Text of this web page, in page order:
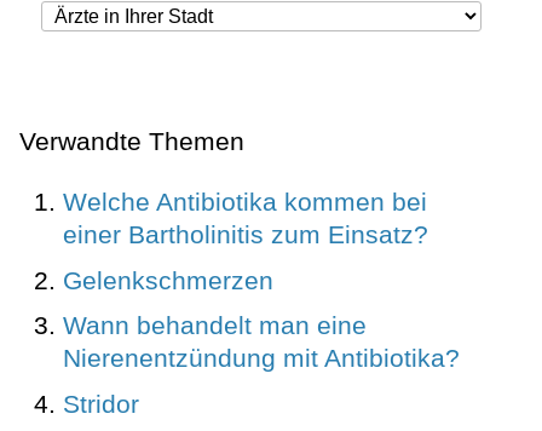
Verwandte Themen
Welche Antibiotika kommen bei
einer Bartholinitis zum Einsatz?
Gelenkschmerzen
Wann behandelt man eine
Nierenentzündung mit Antibiotika?
Stridor